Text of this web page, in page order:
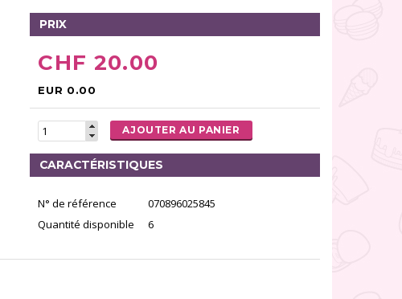
PRIX
CHF 20.00
EUR 0.00
AJOUTER AU PANIER
CARACTÉRISTIQUES
N° de référence
070896025845
Quantité disponible
6